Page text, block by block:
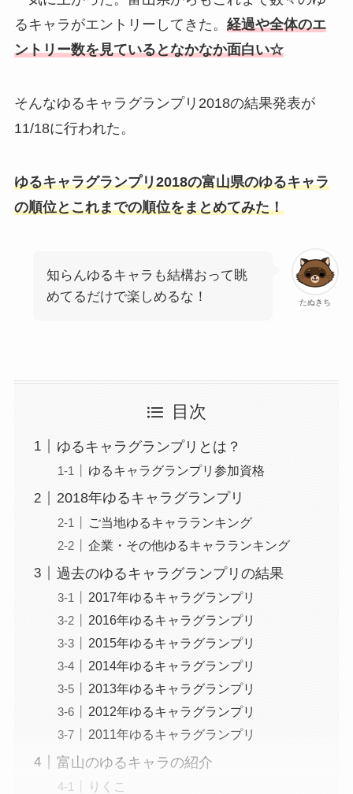
るキャラがエントリーしてきた。 経過や全体のエ
ントリー数を見ているとなかなか面白い☆
そんなゆるキャラグランプリ2018の結果発表が
11/18に行われた。
ゆるキャラグランプリ2018の富山県のゆるキャラ
の順位とこれまでの順位をまとめてみた！
たぬきち
知らんゆるキャラも結構おって眺
めてるだけで楽しめるな！
目次
ゆるキャラグランプリとは？
ゆるキャラグランプリ参加資格
2018年ゆるキャラグランプリ
ご当地ゆるキャラランキング
企業・その他ゆるキャラランキング
過去のゆるキャラグランプリの結果
2017年ゆるキャラグランプリ
2016年ゆるキャラグランプリ
2015年ゆるキャラグランプリ
2014年ゆるキャラグランプリ
2013年ゆるキャラグランプリ
2012年ゆるキャラグランプリ
2011年ゆるキャラグランプリ
富山のゆるキャラの紹介
りくこ